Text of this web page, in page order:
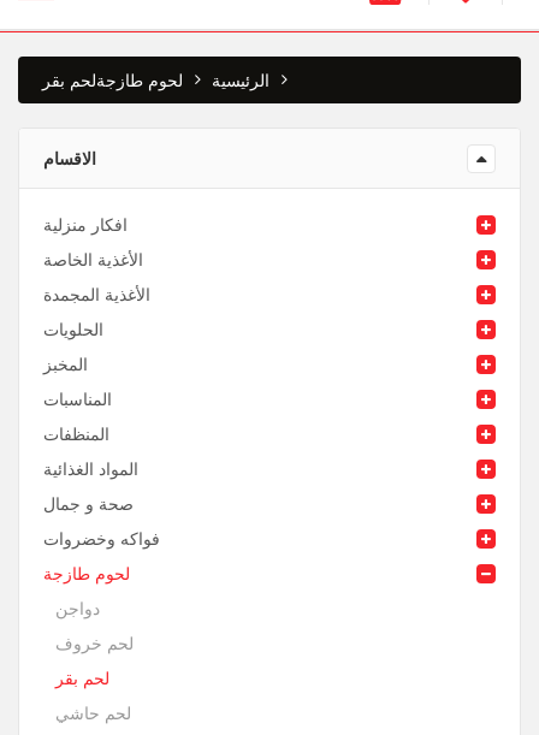
الرئيسية لحوم طازجةلحم بقر
الاقسام
افكار منزلية
الأغذية الخاصة
الأغذية المجمدة
الحلويات
المخبز
المناسبات
المنظفات
المواد الغذائية
صحة و جمال
فواكه وخضروات
لحوم طازجة
دواجن
لحم خروف
لحم بقر
لحم حاشي